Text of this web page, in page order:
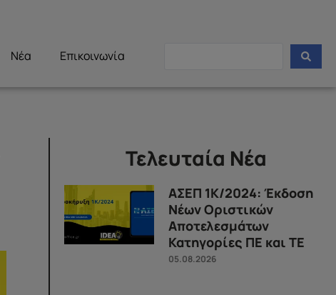
Νέα Επικοινωνία
Τελευταία Νέα
ΑΣΕΠ 1Κ/2024: Έκδοση
Νέων Οριστικών
Αποτελεσμάτων
Κατηγορίες ΠΕ και ΤΕ
05.08.2026